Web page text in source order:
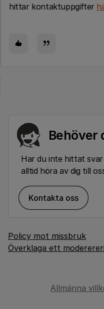
hittar kontaktuppgifter
Behöver
Har du inte hittat
alltid höra av dig till
Kontakta oss
Policy mot missbruk
Överklaga ett
Allmänna